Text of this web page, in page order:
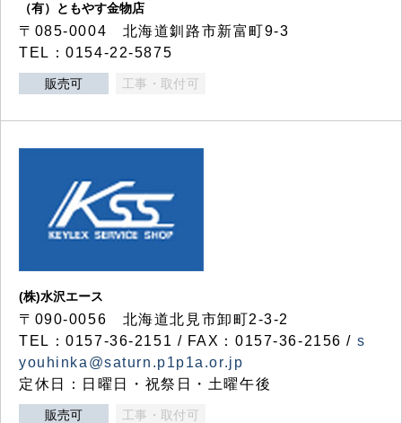
（有）ともやす金物店
〒085-0004 北海道釧路市新富町9-3
TEL：0154-22-5875
販売可 工事・取付可
(株)水沢エース
〒090-0056 北海道北見市卸町2-3-2
TEL：0157-36-2151 / FAX：0157-36-2156 / s
youhinka@saturn.p1p1a.or.jp
定休日：日曜日・祝祭日・土曜午後
販売可 工事・取付可